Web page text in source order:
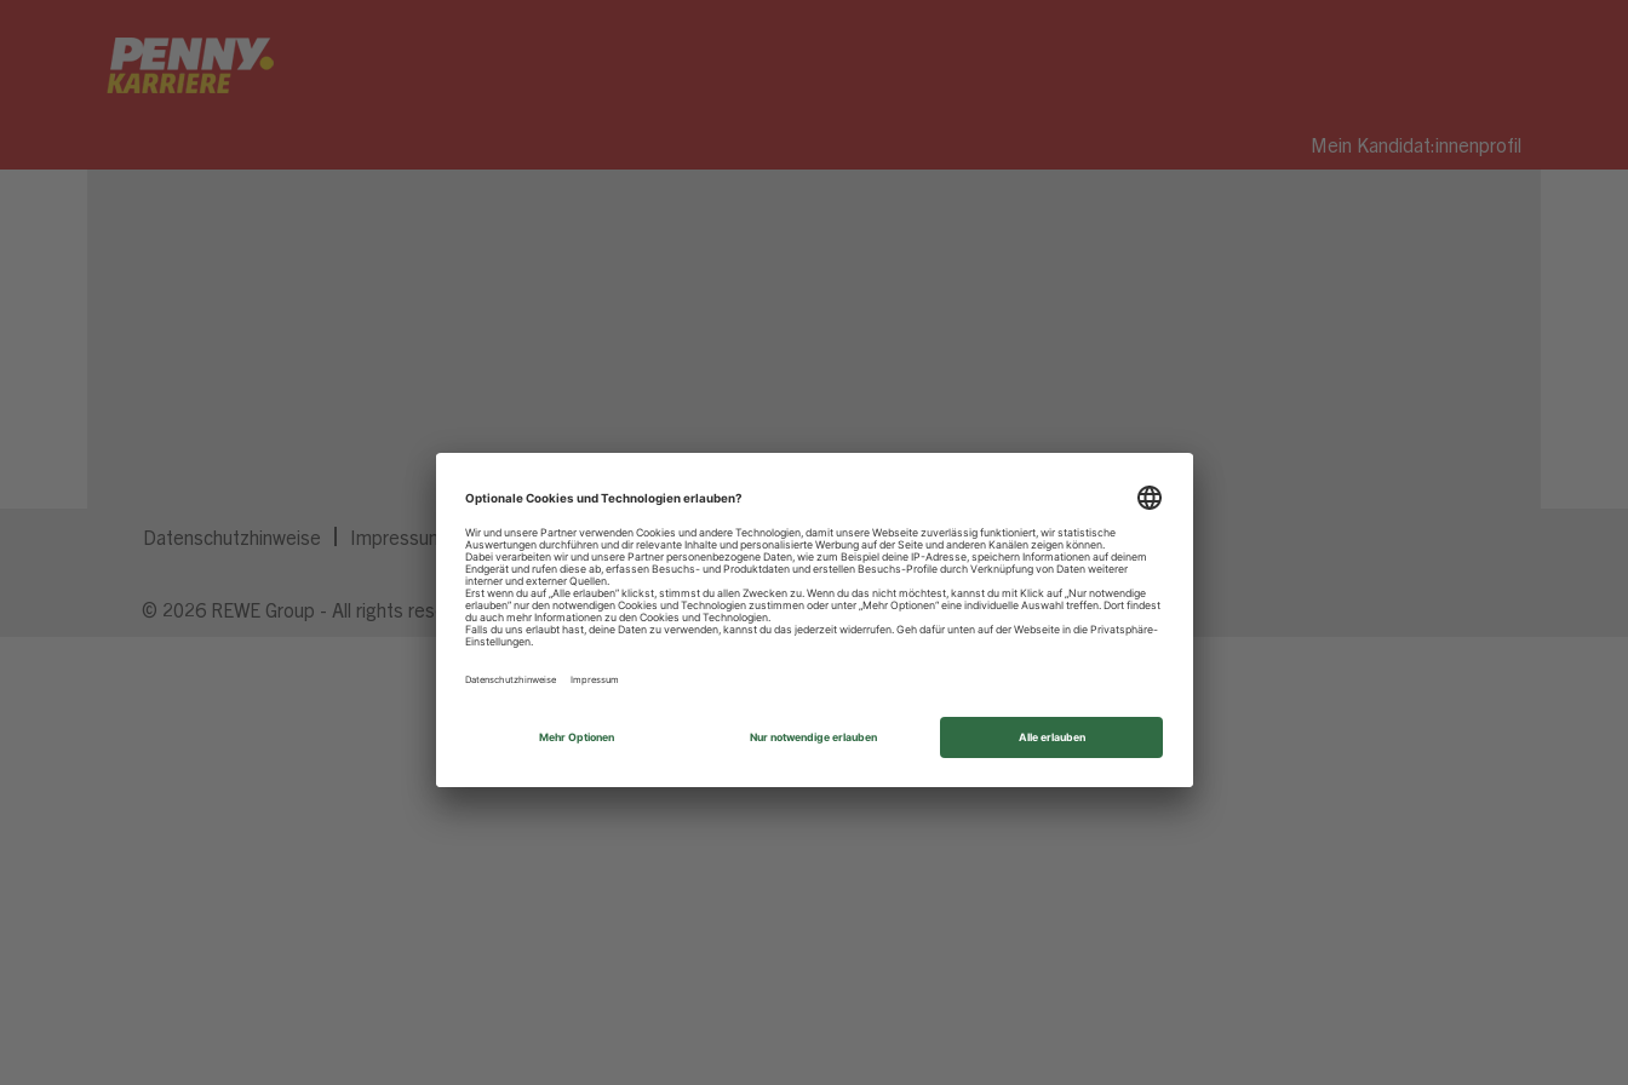
Mein Kandidat:innenprofil
Datenschutzhinweise Impressum Privatsphäre-Einstellungen
© 2026 REWE Group - All rights reserved